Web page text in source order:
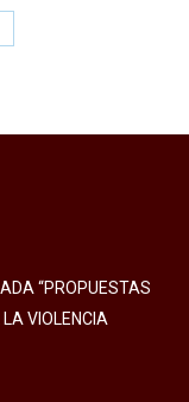
“PROPUESTAS
VIOLENCIA